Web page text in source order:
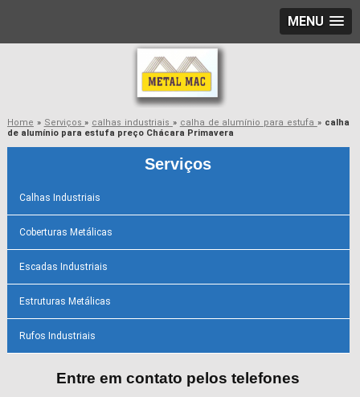
MENU
Home » Serviços» calhas industriais » calha de alumínio para estufa » calha
de alumínio para estufa preço Chácara Primavera
Serviços
Calhas Industriais
Coberturas Metálicas
Escadas Industriais
Estruturas Metálicas
Rufos Industriais
Entre em contato pelos telefones